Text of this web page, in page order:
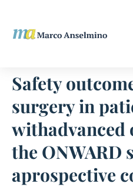
Safety
surgery in
withadvanced
the ONWARD
aprospective